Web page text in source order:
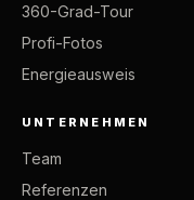
360-Grad-Tour
Profi-Fotos
Energieausweis
UNTERNEHMEN
Team
Referenzen